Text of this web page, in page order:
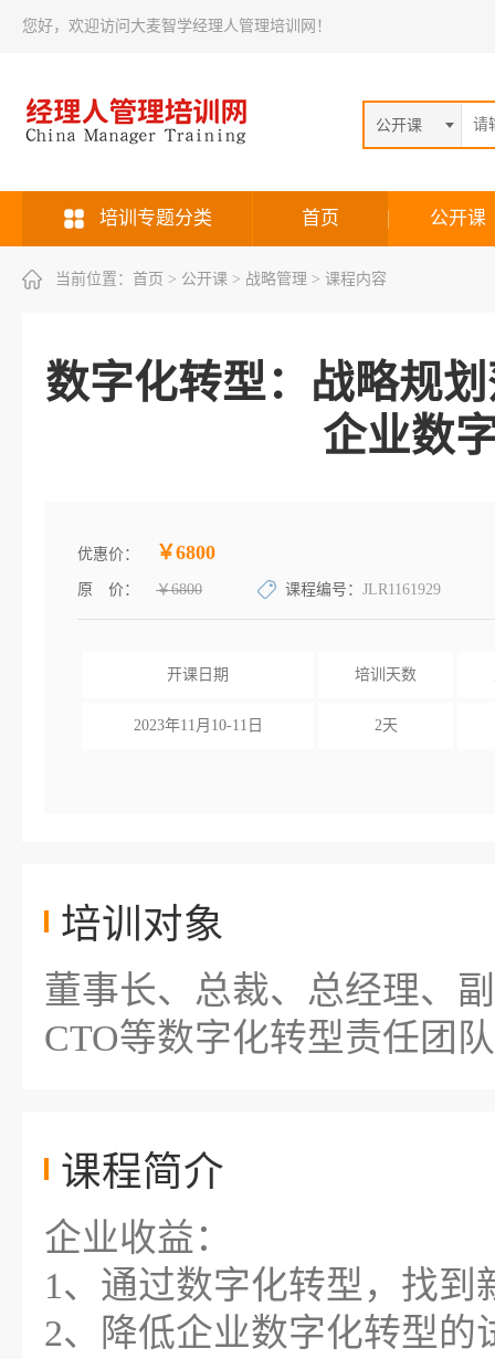
您好，欢迎访问大麦智学经理人管理培训网！
公开课
培训专题分类 首页 公开课
当前位置： 首页 > 公开课 > 战略管理 > 课程内容
数字化转型：战略规
企业数
优惠价： ￥6800
原 价： ￥6800 课程编号： JLR1161929
开课日期 培训天数
2023年11月10-11日 2天
培训对象
董事长、总裁、总经理、
CTO等数字化转型责任团
课程简介
企业收益：
1、通过数字化转型，找到
2、降低企业数字化转型